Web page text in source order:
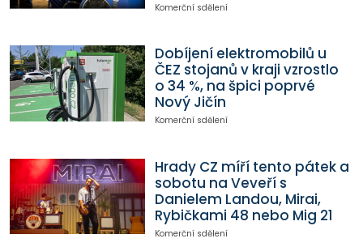
Komerční sdělení
Dobíjení elektromobilů u
ČEZ stojanů v kraji vzrostlo
o 34 %, na špici poprvé
Nový Jičín
Komerční sdělení
Hrady CZ míří tento pátek a
sobotu na Veveří s
Danielem Landou, Mirai,
Rybičkami 48 nebo Mig 21
Komerční sdělení